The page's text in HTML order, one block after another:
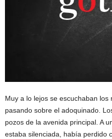
Muy a lo lejos se escuchaban
pasando sobre el adoquinado.
pozos de la avenida principal. A
estaba silenciada, había perdido